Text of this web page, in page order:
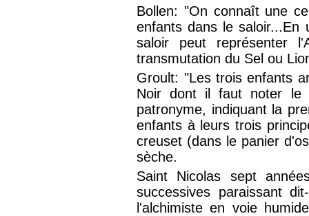
Bollen: "On connaît une
enfants dans le saloir...En
saloir peut représenter
transmutation du Sel ou
Groult: "Les trois enfants
Noir dont il faut noter le
patronyme, indiquant la
enfants à leurs trois
creuset (dans le panier
sèche.
Saint Nicolas sept
successives paraissant
l'alchimiste en voie